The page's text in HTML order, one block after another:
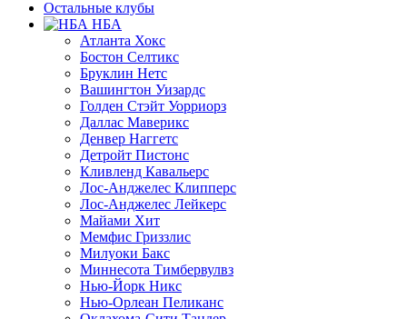
Остальные клубы
НБА
Атланта Хокс
Бостон Селтикс
Бруклин Нетс
Вашингтон Уизардс
Голден Стэйт Уорриорз
Даллас Маверикс
Денвер Наггетс
Детройт Пистонс
Кливленд Кавальерс
Лос-Анджелес Клипперс
Лос-Анджелес Лейкерс
Майами Хит
Мемфис Гриззлис
Милуоки Бакс
Миннесота Тимбервулвз
Нью-Йорк Никс
Нью-Орлеан Пеликанс